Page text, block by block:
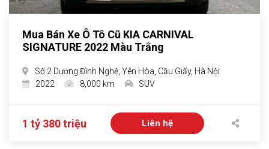
Mua Bán Xe Ô Tô Cũ KIA CARNIVAL
SIGNATURE 2022 Màu Trắng
Số 2 Dương Đình Nghệ, Yên Hòa, Cầu Giấy, Hà Nội
2022
8,000 km SUV
1 tỷ 380 triệu Liên hệ